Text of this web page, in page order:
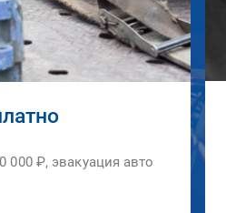
000 ₽, эвакуация авто